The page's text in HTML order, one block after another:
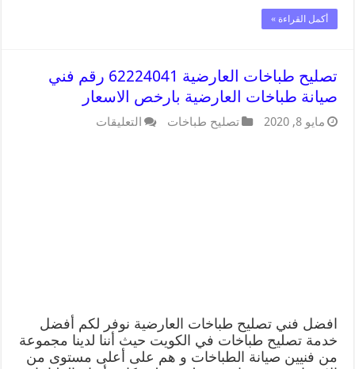
أكمل القراءة »
تصليح طباخات العارضية 62224041 رقم فني
صيانة طباخات العارضية بارخص الاسعار
مايو 8, 2020 تصليح طباخات التعليقات
افضل فني تصليح طباخات العارضية نوفر لكم أفضل
خدمة تصليح طباخات في الكويت حيث أننا لدينا مجموعة
من فنيين صيانة الطباخات و هم على أعلى مستوى من